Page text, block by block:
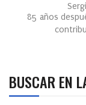
85 años
BUSCAR EN